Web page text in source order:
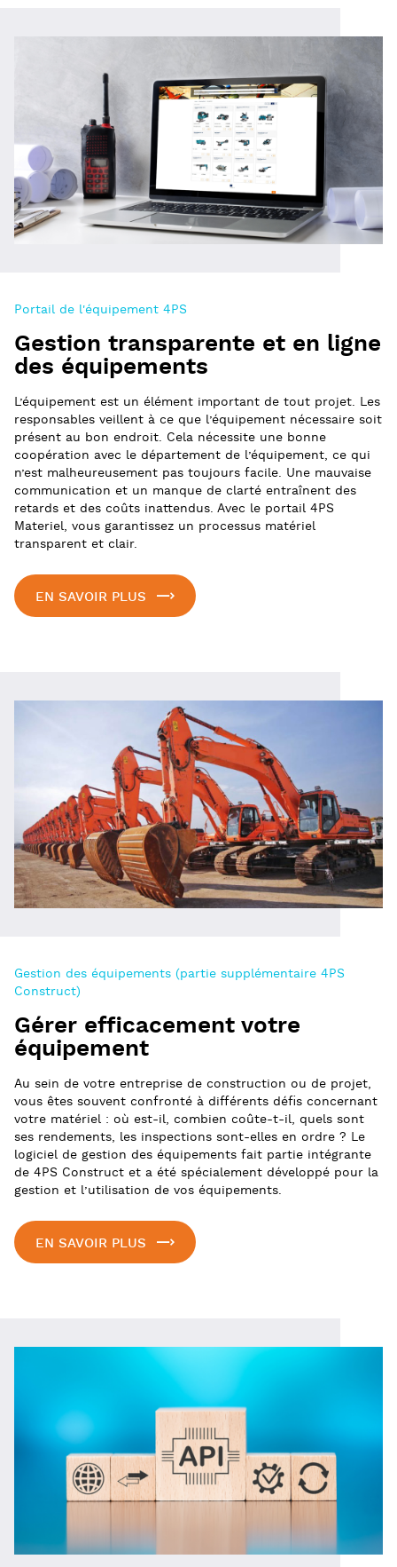
Portail de l'équipement 4PS
Gestion transparente et en ligne
des équipements
L’équipement est un élément important de tout projet. Les
responsables veillent à ce que l’équipement nécessaire soit
présent au bon endroit. Cela nécessite une bonne
coopération avec le département de l’équipement, ce qui
n’est malheureusement pas toujours facile. Une mauvaise
communication et un manque de clarté entraînent des
retards et des coûts inattendus. Avec le portail 4PS
Materiel, vous garantissez un processus matériel
transparent et clair.
EN SAVOIR PLUS
Gestion des équipements (partie supplémentaire 4PS
Construct)
Gérer efficacement votre
équipement
Au sein de votre entreprise de construction ou de projet,
vous êtes souvent confronté à différents défis concernant
votre matériel : où est-il, combien coûte-t-il, quels sont
ses rendements, les inspections sont-elles en ordre ? Le
logiciel de gestion des équipements fait partie intégrante
de 4PS Construct et a été spécialement développé pour la
gestion et l’utilisation de vos équipements.
EN SAVOIR PLUS